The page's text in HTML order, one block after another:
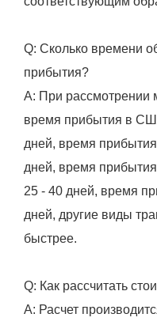
Q: Сколько времени
прибытия?
А: При рассмотрении
время прибытия в
дней, время
дней, время
25 - 40 дней, время
дней, другие виды
быстрее.
Q: Как рассчитать
A: Расчет